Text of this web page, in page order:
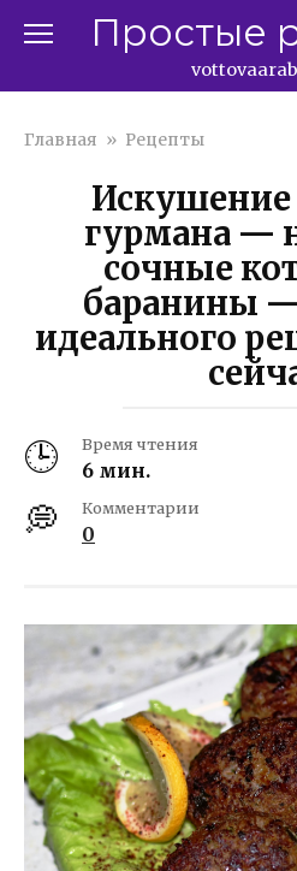
Простые
Главная » Рецепты
гурмана —
сочные
баранины
идеального
Время чтения
6 мин.
Комментарии
0